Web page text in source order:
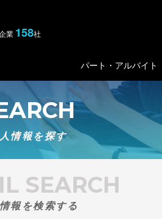
業 158社
パート・アルバイト
情報を探す
SEARCH
報を検索する